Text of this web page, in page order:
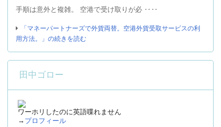
手順は意外と複雑。 空港で受け取りが必 ‥‥
「マネーパートナーズで外貨両替。空港外貨受取サービスの利
用方法。」の続きを読む
田中ゴロー
ワーホリしたのに英語喋れません
→ プロフィール